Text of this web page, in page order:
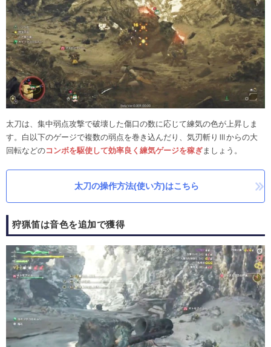
太刀は、集中弱点攻撃で破壊した傷口の数に応じて練気の色が上昇しま
す。白以下のゲージで複数の弱点を巻き込んだり、気刃斬りⅢからの大
回転などのコンボを駆使して効率良く練気ゲージを稼ぎましょう。
太刀の操作方法(使い方)はこちら
狩猟笛は音色を追加で獲得